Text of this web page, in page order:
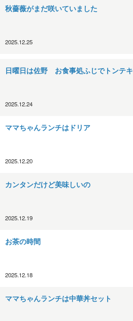
秋薔薇がまだ咲いていました
2025.12.25
日曜日は佐野 お食事処ふじでトンテキ
2025.12.24
ママちゃんランチはドリア
2025.12.20
カンタンだけど美味しいの
2025.12.19
お茶の時間
2025.12.18
ママちゃんランチは中華丼セット